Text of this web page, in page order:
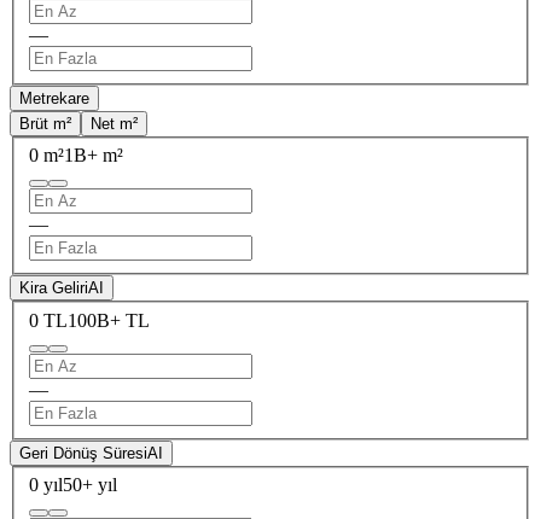
—
Metrekare
Brüt m²
Net m²
0 m²1B+ m²
—
Kira GeliriAI
0 TL100B+ TL
—
Geri Dönüş SüresiAI
0 yıl50+ yıl